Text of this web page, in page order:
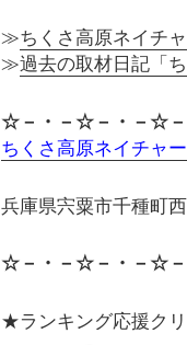
≫ちくさ高原ネイチ
≫過去の取材日記「
☆－・－☆－・－☆
ちくさ高原ネイチャ
兵庫県宍粟市千種町
☆－・－☆－・－☆
★ランキング応援ク